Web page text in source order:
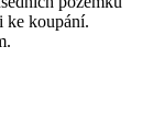
ke koupání.